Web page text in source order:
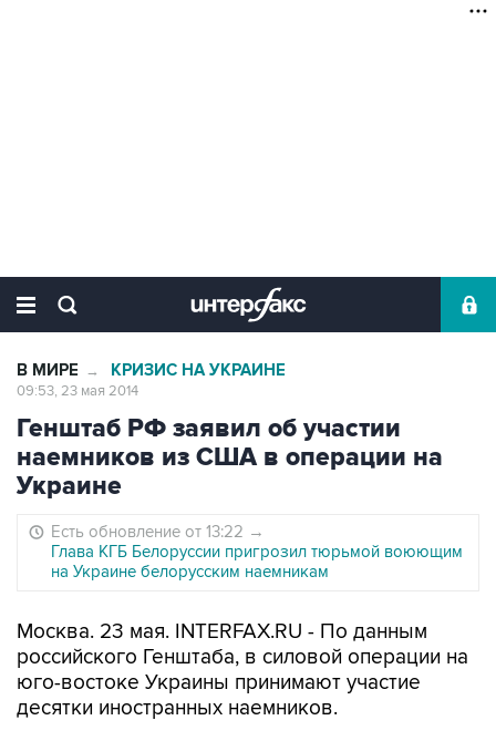
В МИРЕ → КРИЗИС НА УКРАИНЕ
09:53, 23 мая 2014
Генштаб РФ заявил об участии
наемников из США в операции на
Украине
Есть обновление от 13:22 →
Глава КГБ Белоруссии пригрозил тюрьмой воюющим
на Украине белорусским наемникам
Москва. 23 мая. INTERFAX.RU - По данным
российского Генштаба, в силовой операции на
юго-востоке Украины принимают участие
десятки иностранных наемников.